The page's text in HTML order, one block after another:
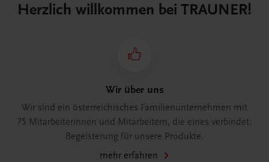
Herzlich willkommen bei TRAUNER!
Wir über uns
Wir sind ein österreichisches Familienunternehmen mit
75 Mitarbeiterinnen und Mitarbeitern, die eines verbindet:
Begeisterung für unsere Produkte.
mehr erfahren